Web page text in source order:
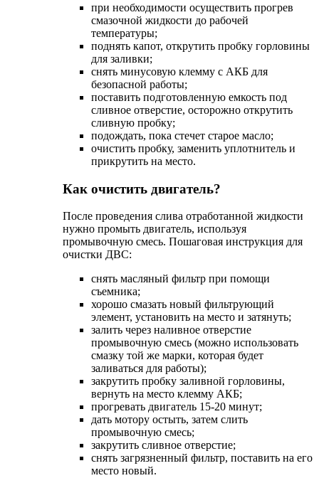
при необходимости осуществить прогрев
смазочной жидкости до рабочей
температуры;
поднять капот, открутить пробку горловины
для заливки;
снять минусовую клемму с АКБ для
безопасной работы;
поставить подготовленную емкость под
сливное отверстие, осторожно открутить
сливную пробку;
подождать, пока стечет старое масло;
очистить пробку, заменить уплотнитель и
прикрутить на место.
Как очистить двигатель?
После проведения слива отработанной жидкости
нужно промыть двигатель, используя
промывочную смесь. Пошаговая инструкция для
очистки ДВС:
снять масляный фильтр при помощи
съемника;
хорошо смазать новый фильтрующий
элемент, установить на место и затянуть;
залить через наливное отверстие
промывочную смесь (можно использовать
смазку той же марки, которая будет
заливаться для работы);
закрутить пробку заливной горловины,
вернуть на место клемму АКБ;
прогревать двигатель 15-20 минут;
дать мотору остыть, затем слить
промывочную смесь;
закрутить сливное отверстие;
снять загрязненный фильтр, поставить на его
место новый.